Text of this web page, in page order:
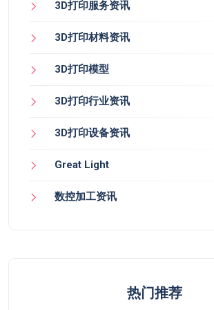
3D打印服务资讯
3D打印材料资讯
3D打印模型
3D打印行业资讯
3D打印设备资讯
Great Light
数控加工资讯
热门推荐